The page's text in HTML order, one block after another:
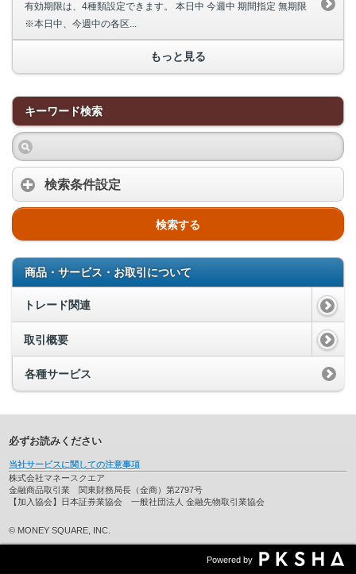
有効期限は、4種類設定できます。 本日中 今週中 期間指定 無期限
※本日中、今週中の各区...
もっと見る
キーワード検索
検索条件設定
検索する
商品・サービス・お取引について
トレード関連
取引概要
各種サービス
必ずお読みください
当社サービスに関しての注意事項
株式会社マネースクエア
金融商品取引業 関東財務局長（金商）第2797号
【加入協会】日本証券業協会 一般社団法人 金融先物取引業協会
© MONEY SQUARE, INC.
Powered by